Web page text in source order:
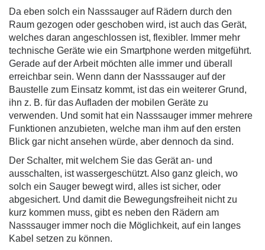
Da eben solch ein Nasssauger auf Rädern durch den
Raum gezogen oder geschoben wird, ist auch das Gerät,
welches daran angeschlossen ist, flexibler. Immer mehr
technische Geräte wie ein Smartphone werden mitgeführt.
Gerade auf der Arbeit möchten alle immer und überall
erreichbar sein. Wenn dann der Nasssauger auf der
Baustelle zum Einsatz kommt, ist das ein weiterer Grund,
ihn z. B. für das Aufladen der mobilen Geräte zu
verwenden. Und somit hat ein Nasssauger immer mehrere
Funktionen anzubieten, welche man ihm auf den ersten
Blick gar nicht ansehen würde, aber dennoch da sind.
Der Schalter, mit welchem Sie das Gerät an- und
ausschalten, ist wassergeschützt. Also ganz gleich, wo
solch ein Sauger bewegt wird, alles ist sicher, oder
abgesichert. Und damit die Bewegungsfreiheit nicht zu
kurz kommen muss, gibt es neben den Rädern am
Nasssauger immer noch die Möglichkeit, auf ein langes
Kabel setzen zu können.